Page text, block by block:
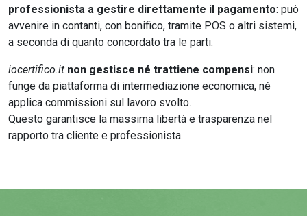
professionista a gestire direttamente il pagamento: può
avvenire in contanti, con bonifico, tramite POS o altri sistemi,
a seconda di quanto concordato tra le parti.
iocertifico.it non gestisce né trattiene compensi: non
funge da piattaforma di intermediazione economica, né
applica commissioni sul lavoro svolto.
Questo garantisce la massima libertà e trasparenza nel
rapporto tra cliente e professionista.